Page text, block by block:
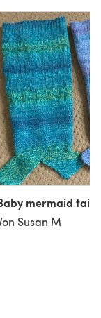
mermaid tail
Susan M